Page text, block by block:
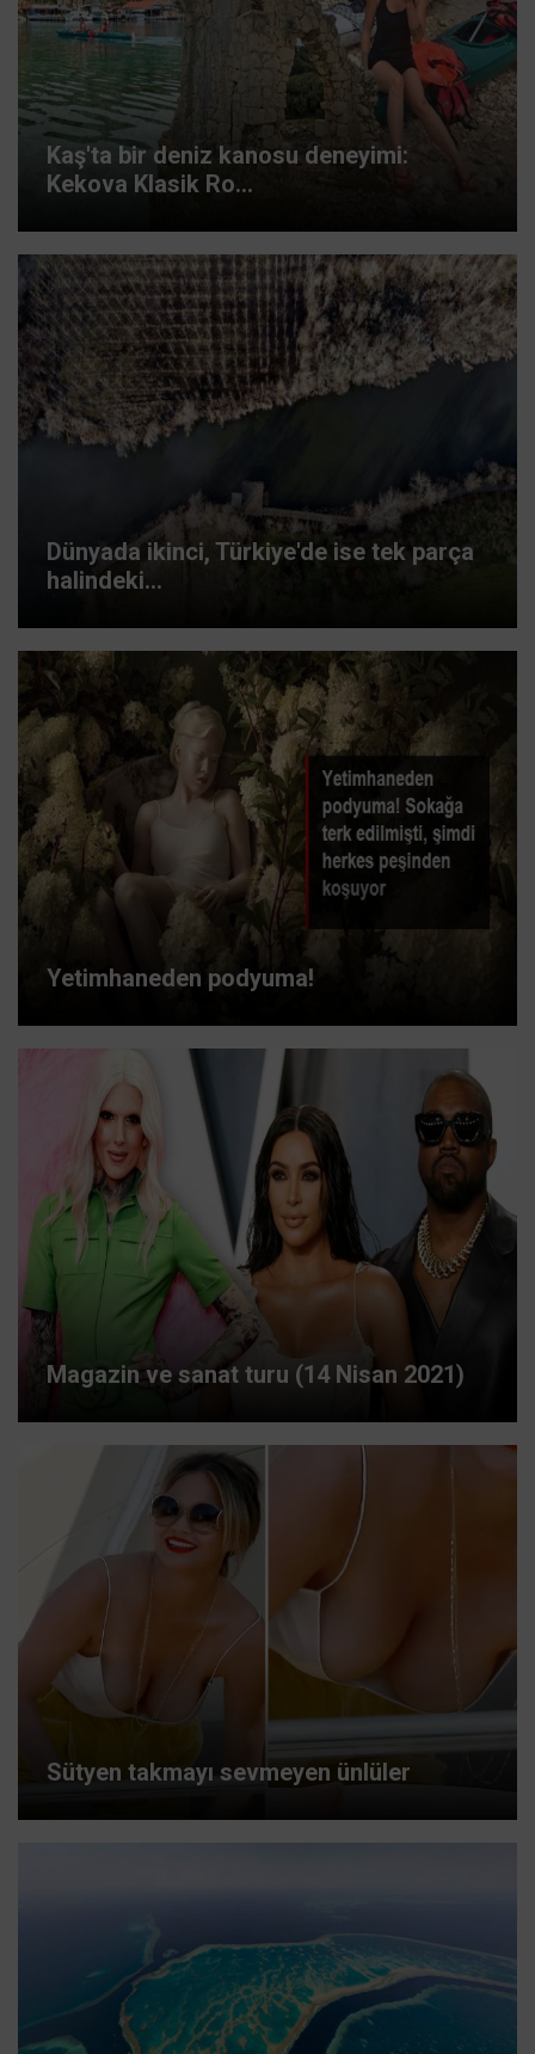
Kaş'ta bir deniz kanosu deneyimi:
Kekova Klasik Ro...
Dünyada ikinci, Türkiye'de ise tek parça
halindeki...
Yetimhaneden podyuma!
Magazin ve sanat turu (14 Nisan 2021)
Sütyen takmayı sevmeyen ünlüler